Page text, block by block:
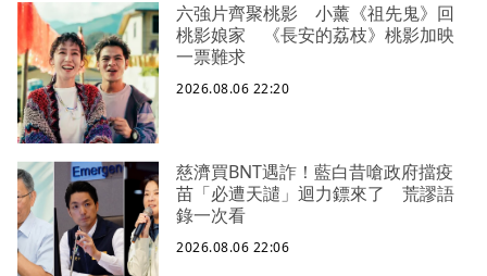
六強片齊聚桃影 小薰《祖先鬼》回
桃影娘家 《長安的荔枝》桃影加映
一票難求
2026.08.06 22:20
慈濟買BNT遇詐！藍白昔嗆政府擋疫
苗「必遭天譴」迴力鏢來了 荒謬語
錄一次看
2026.08.06 22:06